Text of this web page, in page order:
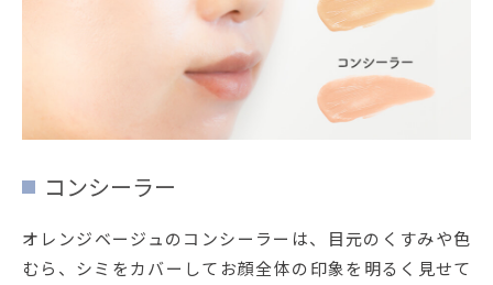
コンシーラー
オレンジベージュのコンシーラーは、目元のくすみや色
むら、シミをカバーしてお顔全体の印象を明るく見せて